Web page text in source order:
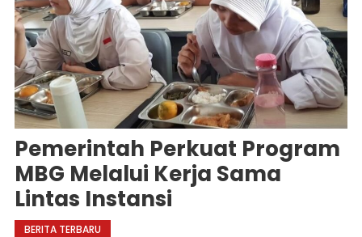
Pemerintah Perkuat Program
MBG Melalui Kerja Sama
Lintas Instansi
BERITA TERBARU